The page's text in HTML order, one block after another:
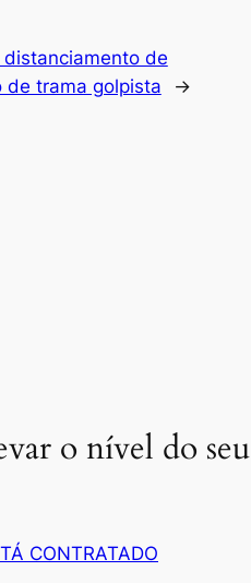
de
de trama golpista
→
o nível do seu
CONTRATADO